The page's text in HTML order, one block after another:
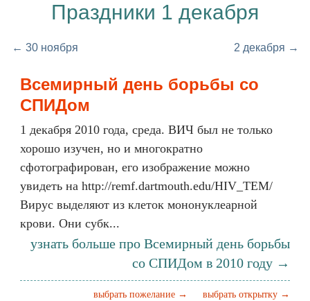
Праздники 1 декабря
← 30 ноября 2 декабря →
Всемирный день борьбы со
СПИДом
1 декабря 2010 года, среда. ВИЧ был не только
хорошо изучен, но и многократно
сфотографирован, его изображение можно
увидеть на http://remf.dartmouth.edu/HIV_TEM/
Вирус выделяют из клеток мононуклеарной
крови. Они субк...
узнать больше про Всемирный день борьбы
со СПИДом в 2010 году →
выбрать открытку →
выбрать пожелание →